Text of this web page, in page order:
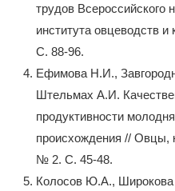
трудов Всероссийского
института овцеводств
С. 88-96.
Ефимова Н.И.,
Штельмах А.И.
продуктивности
происхождения // Овцы,
№ 2. С. 45-48.
Колосов Ю.А.,